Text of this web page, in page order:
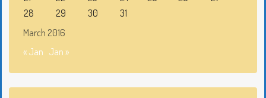
March 2016
28
29 30 31
« Jan Jan »